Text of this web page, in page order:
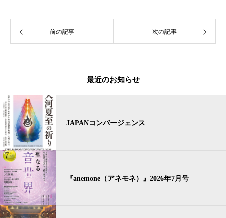
前の記事 次の記事
最近のお知らせ
JAPANコンバージェンス
『anemone（アネモネ）』2026年7月号